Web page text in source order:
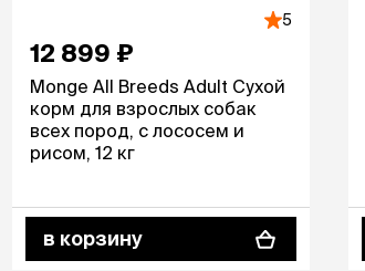
5
12 899 ₽
Monge All Breeds Adult Сухой
корм для взрослых собак
всех пород, с лососем и
рисом, 12 кг
в корзину